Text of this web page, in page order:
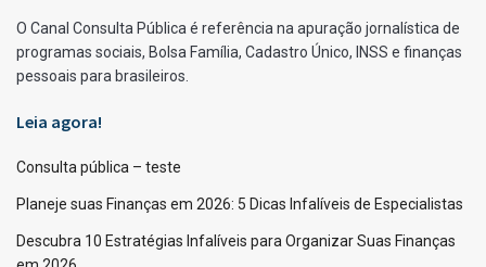
O Canal Consulta Pública é referência na apuração jornalística de
programas sociais, Bolsa Família, Cadastro Único, INSS e finanças
pessoais para brasileiros.
Leia agora!
Consulta pública – teste
Planeje suas Finanças em 2026: 5 Dicas Infalíveis de Especialistas
Descubra 10 Estratégias Infalíveis para Organizar Suas Finanças